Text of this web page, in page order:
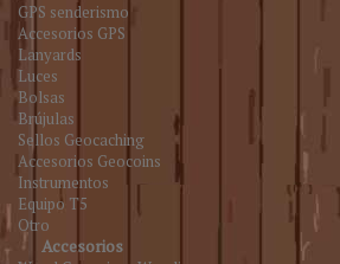
GPS senderismo
Accesorios GPS
Lanyards
Luces
Bolsas
Brújulas
Sellos Geocaching
Accesorios Geocoins
Instrumentos
Equipo T5
Otro
Accesorios